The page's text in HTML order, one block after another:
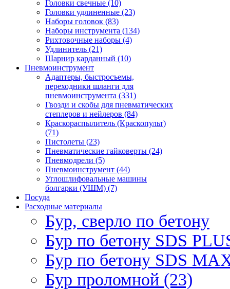
Головки свечные (10)
Головки удлиненные (23)
Наборы головок (83)
Наборы инструмента (134)
Рихтовочные наборы (4)
Удлинитель (21)
Шарнир карданный (10)
Пневмоинструмент
Адаптеры, быстросъемы,
переходники шланги для
пневмоинструмента (331)
Гвозди и скобы для пневматических
степлеров и нейлеров (84)
Краскораспылитель (Краскопульт)
(71)
Пистолеты (23)
Пневматические гайковерты (24)
Пневмодрели (5)
Пневмоинструмент (44)
Углошлифовальные машины
болгарки (УШМ) (7)
Посуда
Расходные материалы
Бур, сверло по бетону
Бур по бетону SDS
Бур по бетону SDS
Бур проломной (23)